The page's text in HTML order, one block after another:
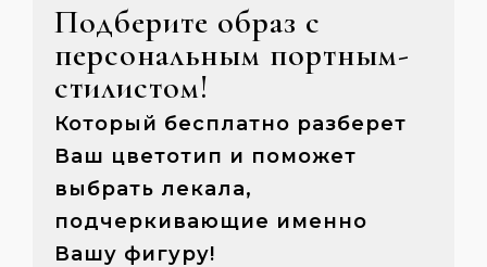
Подберите образ с
персональным портным-
стилистом!
Который бесплатно разберет
Ваш цветотип и поможет
выбрать лекала,
подчеркивающие именно
Вашу фигуру!